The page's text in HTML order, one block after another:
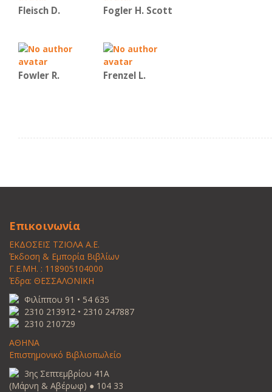
Fleisch D. Fogler H. Scott
Fowler R. Frenzel L.
Επικοινωνία
ΕΚΔΟΣΕΙΣ ΤΖΙΟΛΑ Α.Ε.
Έκδοση & Εμπορία Βιβλίων
Γ.Ε.ΜΗ. : 118905104000
Έδρα: ΘΕΣΣΑΛΟΝΙΚΗ
Φιλίππου 91 • 54 635
2310 213912 • 2310 247887
2310 210729
ΑΘΗΝΑ
Επιστημονικό Βιβλιοπωλείο
3ης Σεπτεμβρίου 41Α
(Μάρνη & Αβέρωφ) ● 104 33